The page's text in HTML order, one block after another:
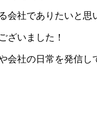
会社でありたいと思
ざいました！
社の日常を発信し